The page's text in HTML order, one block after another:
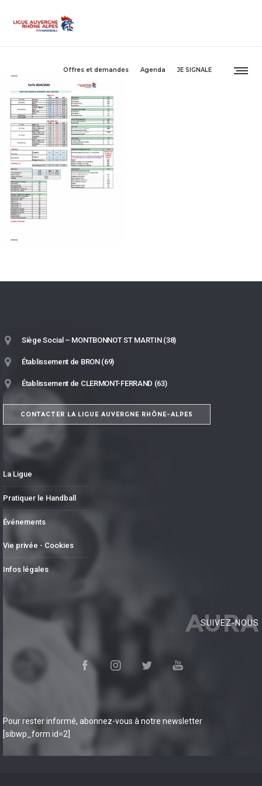
Offres et demandes Agenda JE SIGNALE
Siège Social – MONTBONNOT ST MARTIN (38)
Établissement de BRON (69)
Établissement de CLERMONT-FERRAND (63)
CONTACTER LA LIGUE AUVERGNE RHÔNE-ALPES
La Ligue
Pratiquer le Handball
Événements
Vie privée - Cookies
Infos légales
AURA
SUIVEZ-NOUS
Pour rester informé, abonnez-vous à notre newsletter
[sibwp_form id=2]